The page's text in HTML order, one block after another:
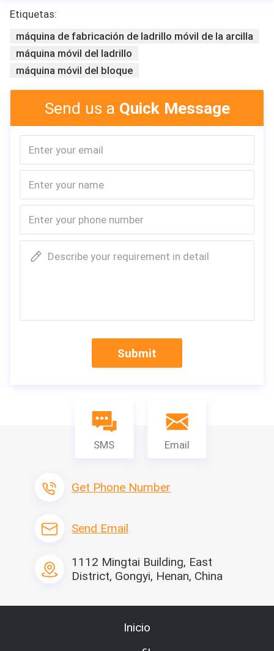
con la función del equilibrio mecánico para la
más baja. Puede producir el ladrillo sólido, ladr
illo hueco y ladrillo de la pavimentación. Nece
sita cerca de 200 metros cuadrados de sitio y
o pavimentación de ladrillos y de ladrillos de la
pared.
Etiquetas:
máquina de fabricación de ladrillo móvil de la arcilla
máquina móvil del ladrillo
máquina móvil del bloque
Send us a Quick Message
Describe your requirement in detail
Submit
SMS Email
Get Phone Number
Send Email
1112 Mingtai Building, East
District, Gongyi, Henan, China
Inicio